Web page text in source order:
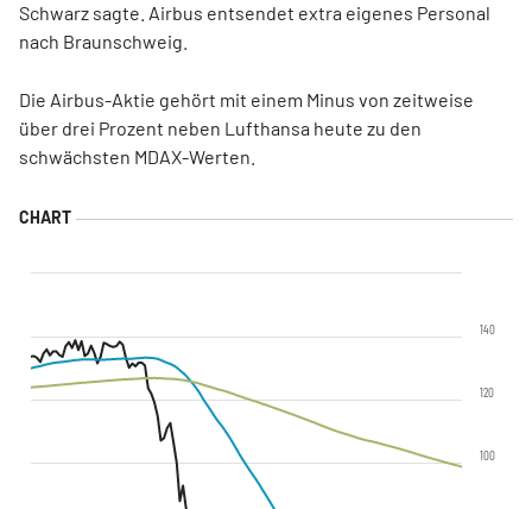
Schwarz sagte. Airbus entsendet extra eigenes Personal
nach Braunschweig.
Die Airbus-Aktie gehört mit einem Minus von zeitweise
über drei Prozent neben Lufthansa heute zu den
schwächsten MDAX-Werten.
100
120
140